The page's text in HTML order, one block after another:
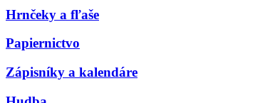
Hrnčeky a fľaše
Papiernictvo
Zápisníky a kalendáre